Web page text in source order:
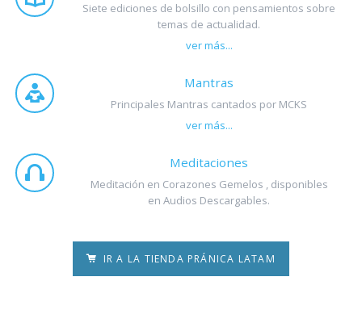
Siete ediciones de bolsillo con pensamientos sobre
temas de actualidad.
ver más...
Mantras
Principales Mantras cantados por MCKS
ver más...
Meditaciones
Meditación en Corazones Gemelos , disponibles
en Audios Descargables.
IR A LA TIENDA PRÁNICA LATAM